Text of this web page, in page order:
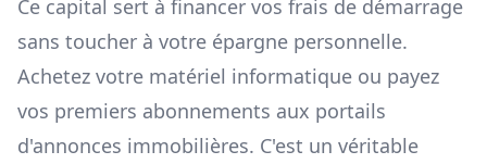
Ce capital sert à financer vos frais de démarrage
sans toucher à votre épargne personnelle.
Achetez votre matériel informatique ou payez
vos premiers abonnements aux portails
d'annonces immobilières. C'est un véritable